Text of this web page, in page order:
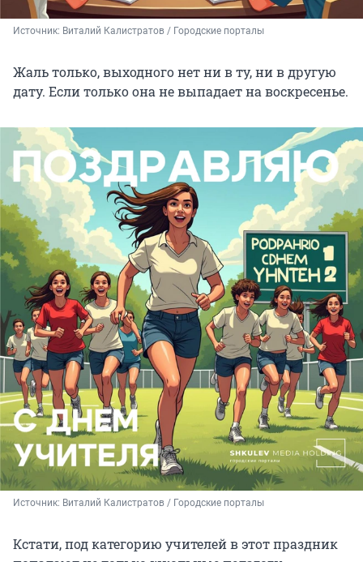
Источник: Виталий Калистратов / Городские порталы
Жаль только, выходного нет ни в ту, ни в другую
дату. Если только она не выпадает на воскресенье.
Источник: Виталий Калистратов / Городские порталы
Кстати, под категорию учителей в этот праздник